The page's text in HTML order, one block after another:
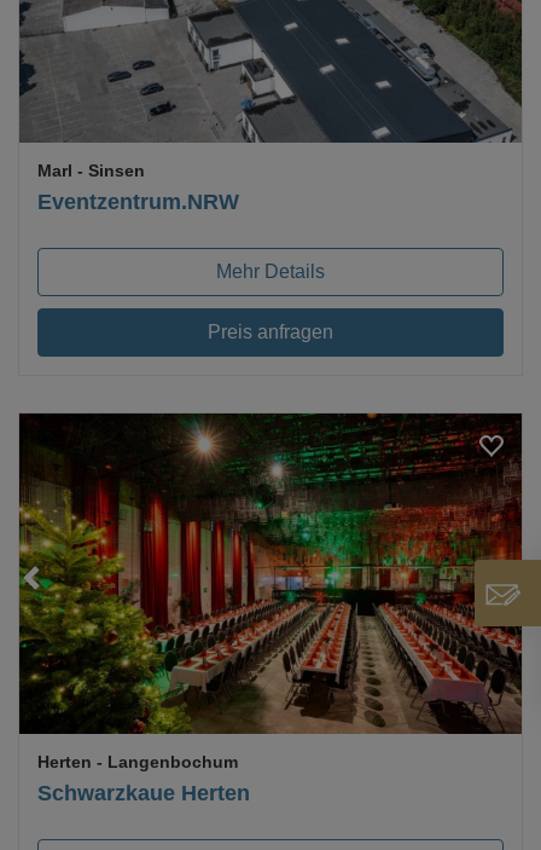
Eventzentrum.NRW
Marl - Sinsen
Mehr Details
Preis anfragen
Loading...
Schwarzkaue Herten
Herten - Langenbochum